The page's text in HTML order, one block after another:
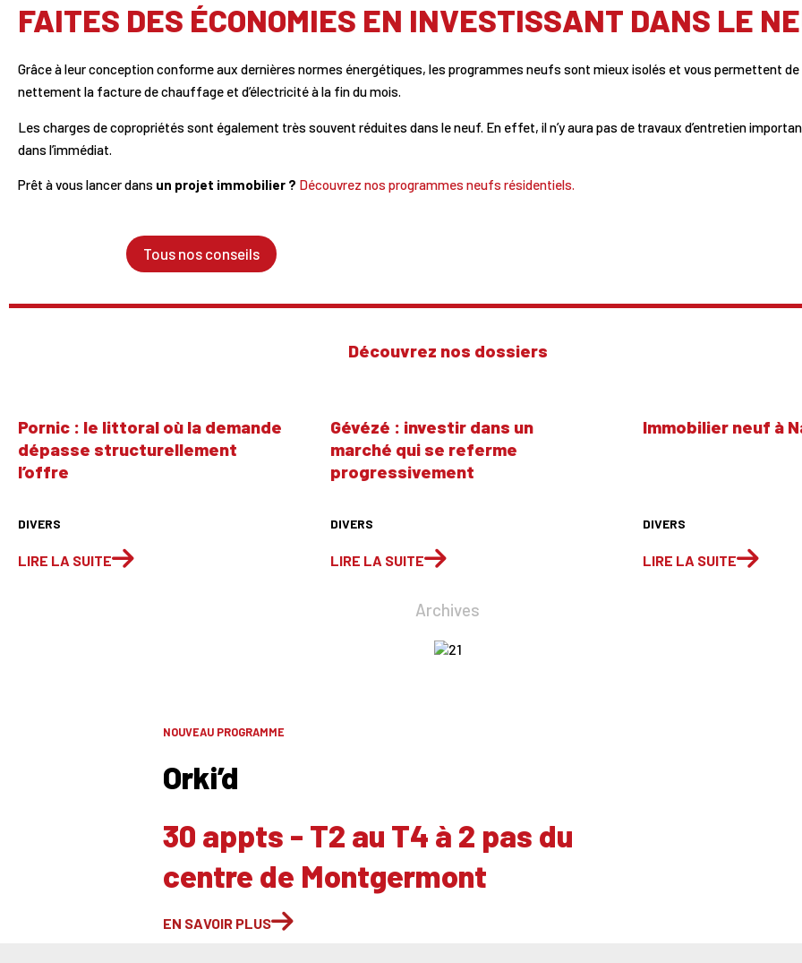
FAITES DES ÉCONOMIES EN INVESTISSANT DANS LE
Grâce à leur conception conforme aux dernières normes énergétiques, les programmes neufs sont mieux isolés et vous permettent
nettement la facture de chauffage et d’électricité à la fin du mois.
Les charges de copropriétés sont également très souvent réduites dans le neuf. En effet, il n’y aura pas de travaux d’entretien
dans l’immédiat.
Prêt à vous lancer dans un projet immobilier ? Découvrez nos programmes neufs résidentiels.
Tous nos conseils
Découvrez nos dossiers
Pornic : le littoral où la demande
dépasse structurellement
l’offre
DIVERS
LIRE LA SUITE
Gévézé : investir dans un
marché qui se referme
progressivement
DIVERS
LIRE LA SUITE
Immobilier neuf à
DIVERS
LIRE LA SUITE
Archives
NOUVEAU PROGRAMME
Orki’d
30 appts - T2 au T4 à 2 pas du
centre de Montgermont
EN SAVOIR PLUS